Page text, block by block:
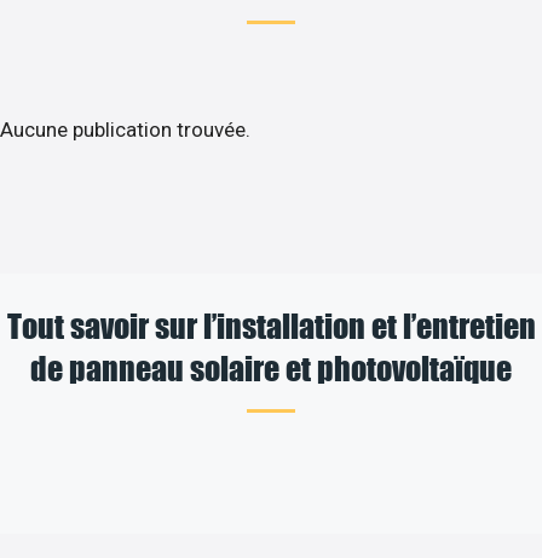
Aucune publication trouvée.
Tout savoir sur l’installation et l’entretien
de panneau solaire et photovoltaïque